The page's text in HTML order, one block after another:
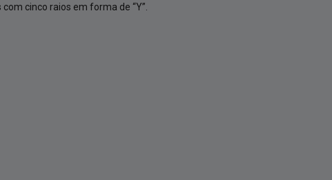
cinco raios em forma de “Y”.